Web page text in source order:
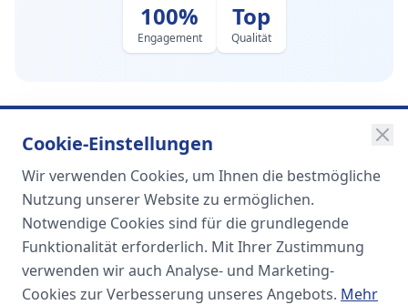
100%
Engagement
Top
Qualität
SOMA
Unternehmensgruppe
Spezialisiert auf Fach- und
Führungskräfte in der
Cookie-Einstellungen
Wir verwenden Cookies, um Ihnen die bestmögliche
Nutzung unserer Website zu ermöglichen.
Notwendige Cookies sind für die grundlegende
Funktionalität erforderlich. Mit Ihrer Zustimmung
verwenden wir auch Analyse- und Marketing-
Cookies zur Verbesserung unseres Angebots. Mehr